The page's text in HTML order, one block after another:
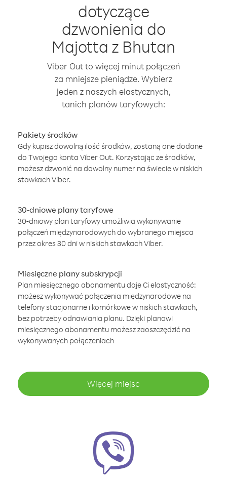
dotyczące
dzwonienia do
Majotta z Bhutan
Viber Out to więcej minut połączeń
za mniejsze pieniądze. Wybierz
jeden z naszych elastycznych,
tanich planów taryfowych:
Pakiety środków
Gdy kupisz dowolną ilość środków, zostaną one dodane
do Twojego konta Viber Out. Korzystając ze środków,
możesz dzwonić na dowolny numer na świecie w niskich
stawkach Viber.
30-dniowe plany taryfowe
30-dniowy plan taryfowy umożliwia wykonywanie
połączeń międzynarodowych do wybranego miejsca
przez okres 30 dni w niskich stawkach Viber.
Miesięczne plany subskrypcji
Plan miesięcznego abonamentu daje Ci elastyczność:
możesz wykonywać połączenia międzynarodowe na
telefony stacjonarne i komórkowe w niskich stawkach,
bez potrzeby odnawiania planu. Dzięki planowi
miesięcznego abonamentu możesz zaoszczędzić na
wykonywanych połączeniach
Więcej miejsc